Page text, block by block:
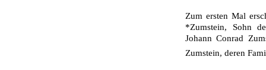
Zum ersten Mal
*Zumstein, Sohn
Johann Conrad
Zumstein, deren